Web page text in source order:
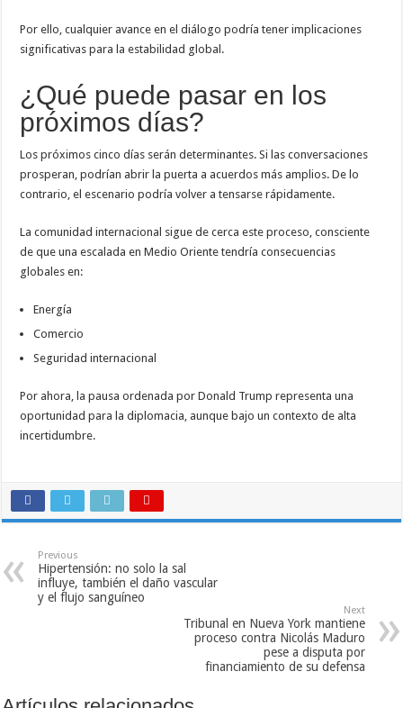
Por ello, cualquier avance en el diálogo podría tener implicaciones
significativas para la estabilidad global.
¿Qué puede pasar en los
próximos días?
Los próximos cinco días serán determinantes. Si las conversaciones
prosperan, podrían abrir la puerta a acuerdos más amplios. De lo
contrario, el escenario podría volver a tensarse rápidamente.
La comunidad internacional sigue de cerca este proceso, consciente
de que una escalada en Medio Oriente tendría consecuencias
globales en:
Energía
Comercio
Seguridad internacional
Por ahora, la pausa ordenada porDonald Trump representa una
oportunidad para la diplomacia, aunque bajo un contexto de alta
incertidumbre.
Previous
Hipertensión: no solo la sal
influye, también el daño vascular
y el flujo sanguíneo
Next
Tribunal en Nueva York mantiene
proceso contra Nicolás Maduro
pese a disputa por
financiamiento de su defensa